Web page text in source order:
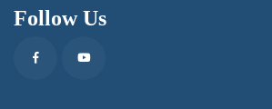
Follow Us
FacebookYoutube